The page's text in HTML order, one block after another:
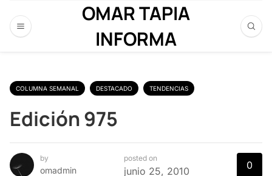
OMAR TAPIA
INFORMA
COLUMNA SEMANAL DESTACADO TENDENCIAS
Edición 975
by
omadmin
posted on
junio 25, 2010 0